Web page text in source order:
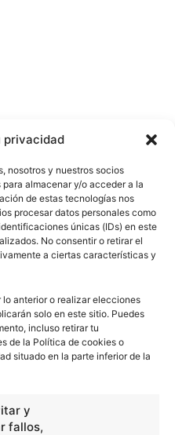
privacidad
nosotros y nuestros socios
almacenar y/o acceder a la
de estas tecnologías nos
procesar datos personales como
únicas (IDs) en este
No consentir o retirar el
a ciertas características y
anterior o realizar elecciones
solo en este sitio. Puedes
incluso retirar tu
de la Política de cookies o
situado en la parte inferior de la
y
fallos,